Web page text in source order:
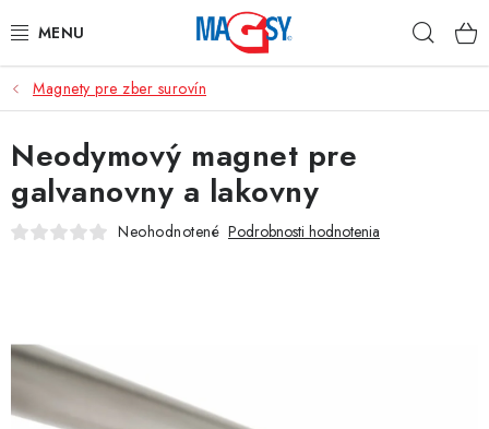
na
HLAVNÉ KATEGÓRIE
MAGNETICKÉ POMÔCKY
PRIEMYSELNÉ MAGNETY
O nás Obchodné podmienky
Kontakt
Odstúpenie od zmluvy
Magnety pre zber surovín
Neodymový magnet pre
galvanovny a lakovny
Neohodnotené Podrobnosti hodnotenia